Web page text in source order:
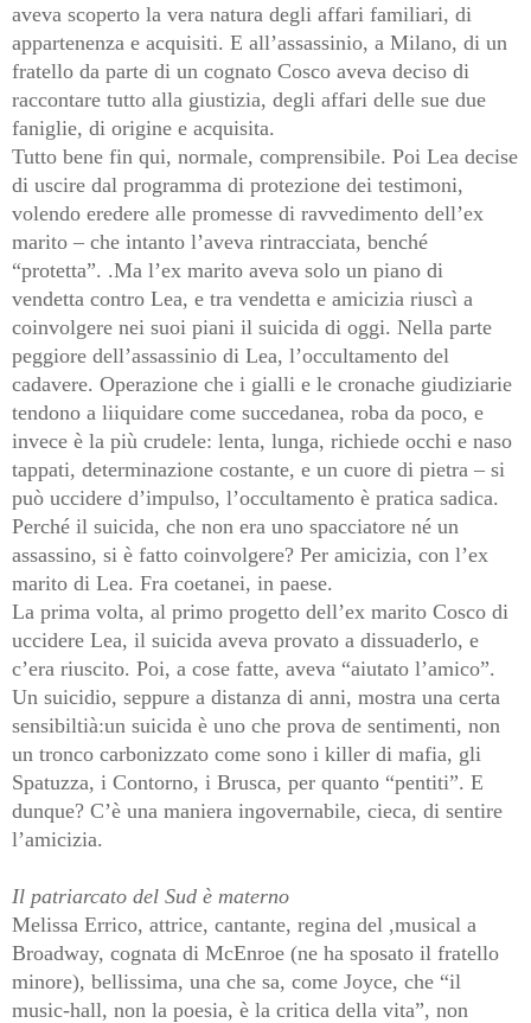
aveva scoperto la vera natura degli affari familiari, di
appartenenza e acquisiti. E all’assassinio, a Milano, di un
fratello da parte di un cognato Cosco aveva deciso di
raccontare tutto alla giustizia, degli affari delle sue due
faniglie, di origine e acquisita.
Tutto bene fin qui, normale, comprensibile. Poi Lea decise
di uscire dal programma di protezione dei testimoni,
volendo eredere alle promesse di ravvedimento dell’ex
marito – che intanto l’aveva rintracciata, benché
“protetta”. .Ma l’ex marito aveva solo un piano di
vendetta contro Lea, e tra vendetta e amicizia riuscì a
coinvolgere nei suoi piani il suicida di oggi. Nella parte
peggiore dell’assassinio di Lea, l’occultamento del
cadavere. Operazione che i gialli e le cronache giudiziarie
tendono a liiquidare come succedanea, roba da poco, e
invece è la più crudele: lenta, lunga, richiede occhi e naso
tappati, determinazione costante, e un cuore di pietra – si
può uccidere d’impulso, l’occultamento è pratica sadica.
Perché il suicida, che non era uno spacciatore né un
assassino, si è fatto coinvolgere? Per amicizia, con l’ex
marito di Lea. Fra coetanei, in paese.
La prima volta, al primo progetto dell’ex marito Cosco di
uccidere Lea, il suicida aveva provato a dissuaderlo, e
c’era riuscito. Poi, a cose fatte, aveva “aiutato l’amico”.
Un suicidio, seppure a distanza di anni, mostra una certa
sensibiltià:un suicida è uno che prova de sentimenti, non
un tronco carbonizzato come sono i killer di mafia, gli
Spatuzza, i Contorno, i Brusca, per quanto “pentiti”. E
dunque? C’è una maniera ingovernabile, cieca, di sentire
l’amicizia.
Il patriarcato del Sud è materno
Melissa Errico, attrice, cantante, regina del ,musical a
Broadway, cognata di McEnroe (ne ha sposato il fratello
minore), bellissima, una che sa, come Joyce, che “il
music-hall, non la poesia, è la critica della vita”, non